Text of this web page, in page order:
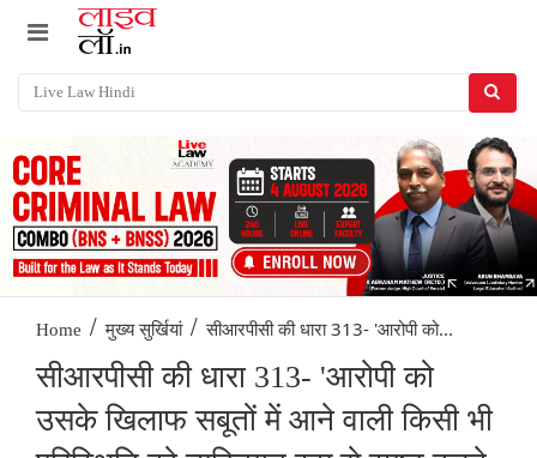
Home / मुख्य सुर्खियां / सीआरपीसी की धारा 313- 'आरोपी को...
सीआरपीसी की धारा 313- 'आरोपी को
उसके खिलाफ सबूतों में आने वाली किसी भी